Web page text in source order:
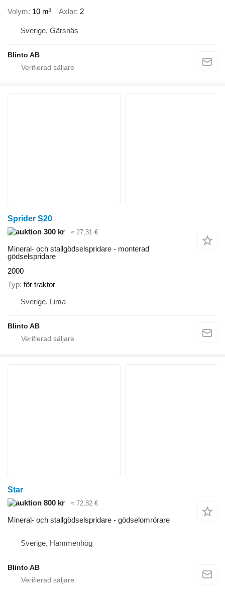
Volym 10 m³ Axlar 2
Sverige, Gärsnäs
Blinto AB
Sprider S20
300 kr
≈ 27,31 €
Mineral- och stallgödselspridare - monterad
gödselspridare
2000
Typ för traktor
Sverige, Lima
Blinto AB
Star
800 kr
≈ 72,82 €
Mineral- och stallgödselspridare - gödselomrörare
Sverige, Hammenhög
Blinto AB